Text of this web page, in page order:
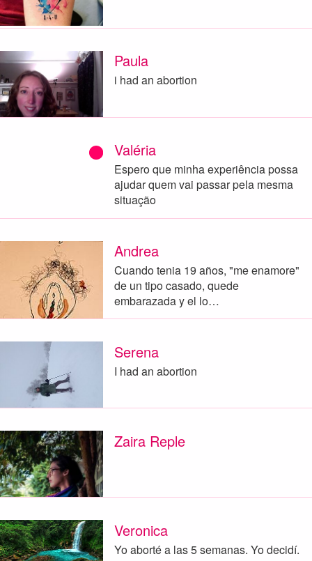
Paula
i had an abortion
Valéria
Espero que minha experiência possa
ajudar quem vai passar pela mesma
situação
Andrea
Cuando tenia 19 años, "me enamore"
de un tipo casado, quede
embarazada y el lo…
Serena
I had an abortion
Zaira Reple
Veronica
Yo aborté a las 5 semanas. Yo decidí.